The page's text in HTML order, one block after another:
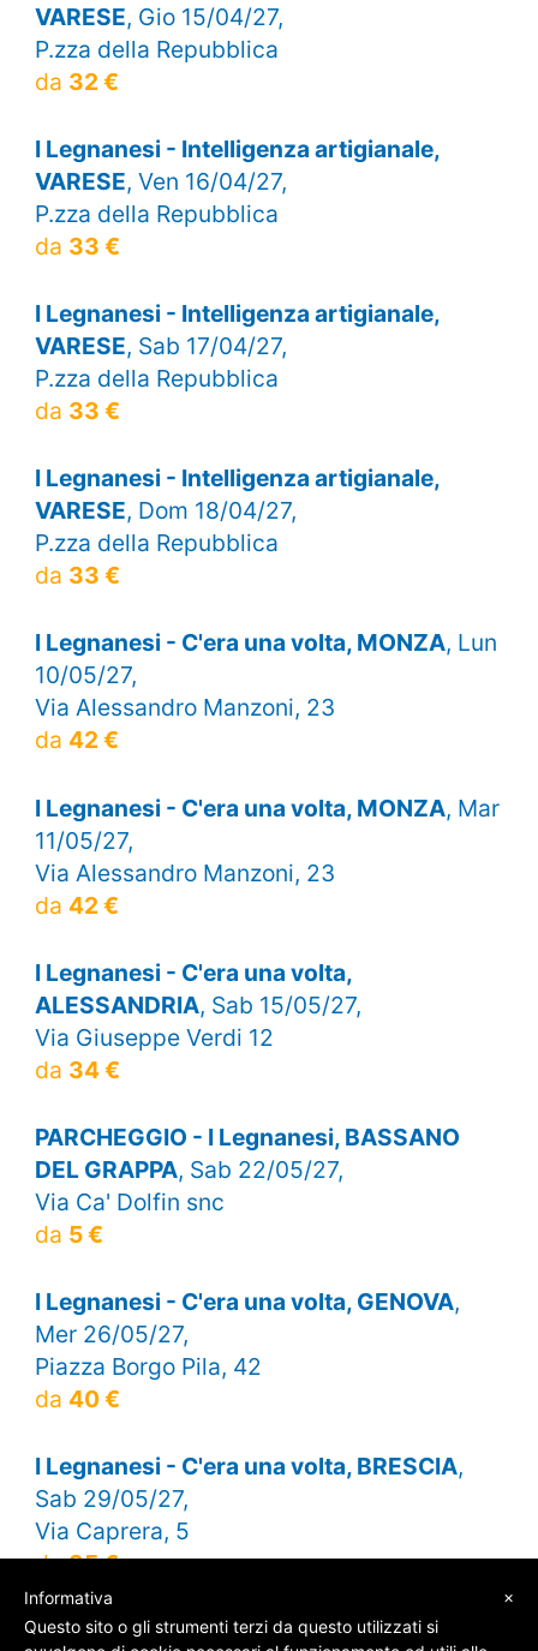
VARESE, Gio 15/04/27,
P.zza della Repubblica
da 32 €
I Legnanesi - Intelligenza artigianale,
VARESE, Ven 16/04/27,
P.zza della Repubblica
da 33 €
I Legnanesi - Intelligenza artigianale,
VARESE, Sab 17/04/27,
P.zza della Repubblica
da 33 €
I Legnanesi - Intelligenza artigianale,
VARESE, Dom 18/04/27,
P.zza della Repubblica
da 33 €
I Legnanesi - C'era una volta, MONZA, Lun
10/05/27,
Via Alessandro Manzoni, 23
da 42 €
I Legnanesi - C'era una volta, MONZA, Mar
11/05/27,
Via Alessandro Manzoni, 23
da 42 €
I Legnanesi - C'era una volta,
ALESSANDRIA, Sab 15/05/27,
Via Giuseppe Verdi 12
da 34 €
PARCHEGGIO - I Legnanesi, BASSANO
DEL GRAPPA, Sab 22/05/27,
Via Ca' Dolfin snc
da 5 €
I Legnanesi - C'era una volta, GENOVA,
Mer 26/05/27,
Piazza Borgo Pila, 42
da 40 €
I Legnanesi - C'era una volta, BRESCIA,
Sab 29/05/27,
Via Caprera, 5
da35 €
×
Informativa
Questo sito o gli strumenti terzi da questo utilizzati si